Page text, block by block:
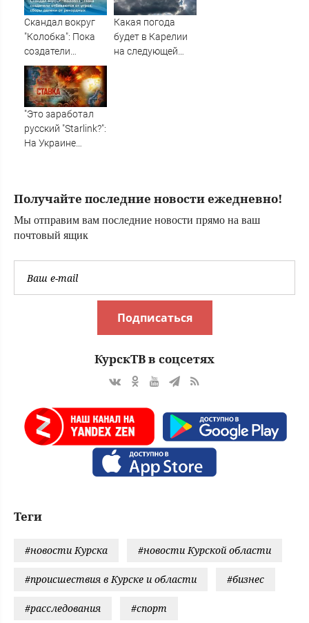
Скандал вокруг
"Колобка": Пока
создатели
отбиваются от
угроз, сборы
далеки от
рекордных
Какая погода
будет в Карелии
на следующей
"Это заработал
русский "Starlink?":
На Украине
попаданий по
Новости СВО,
военные сводки -
интерактивная
карта боевых
Получайте последние новости ежедневно!
Мы отправим вам последние новости прямо на ваш
почтовый ящик
Подписаться
КурскТВ в соцсетях
Теги
#новости Курска #новости Курской области
#происшествия в Курске и области #бизнес
#расследования #спорт